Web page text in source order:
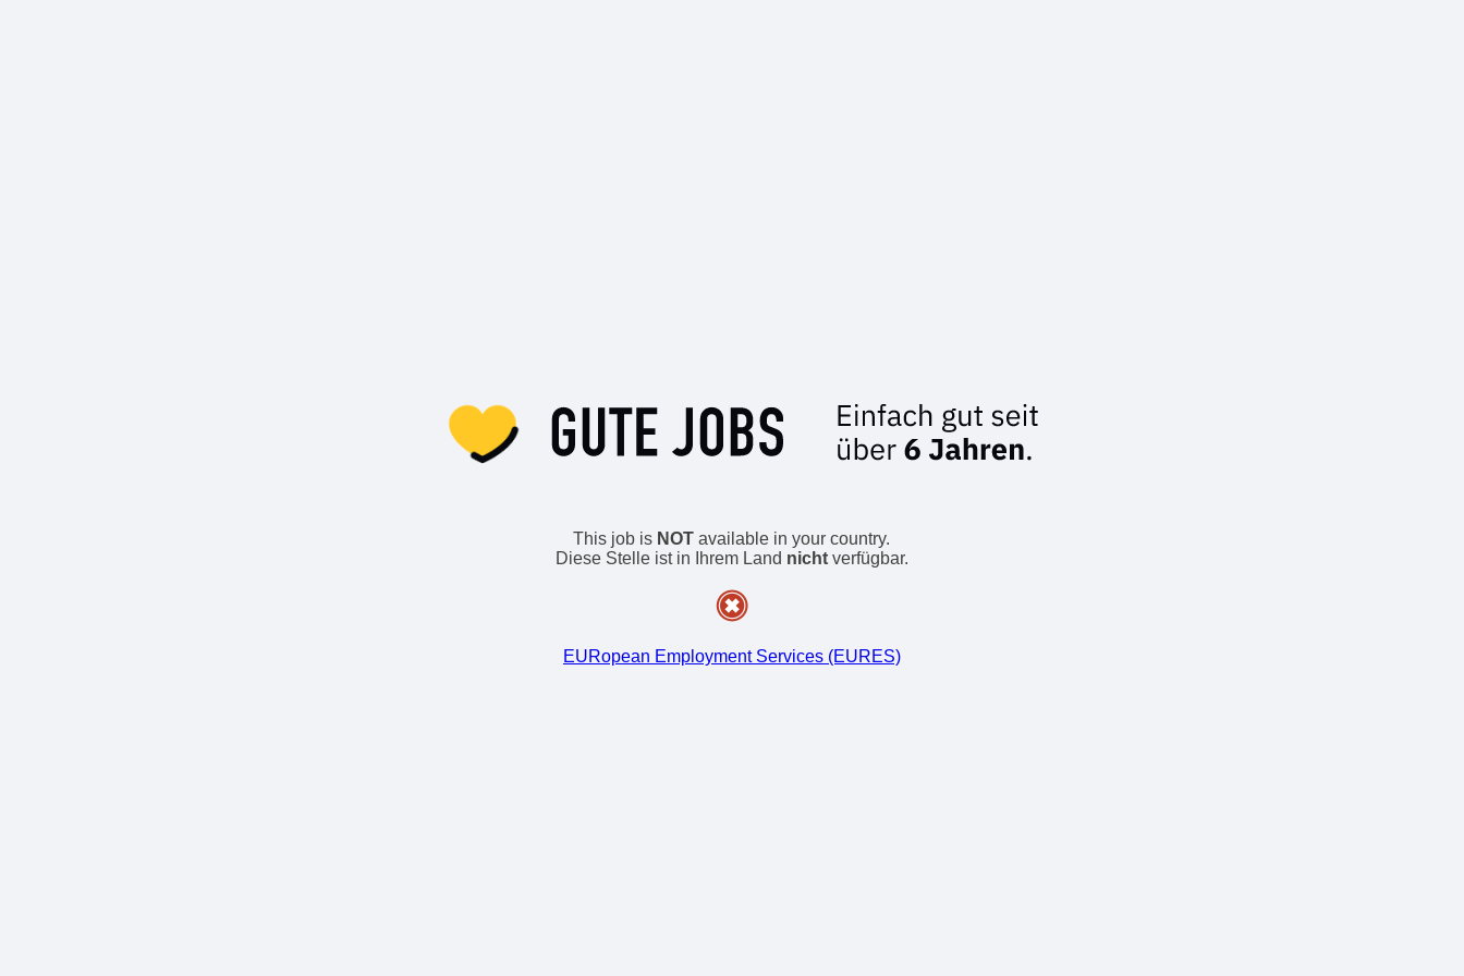
This job is NOT available in your country.
Diese Stelle ist in Ihrem Land nichtverfügbar.
EURopean Employment Services (EURES)